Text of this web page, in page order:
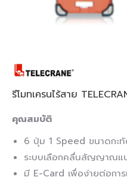
รีโมทเครนไร้สาย
คุณสมบัติ
6 ปุ่ม 1 Speed ขนาดกะ
ระบบเลือกคลื่นสัญญาณแ
มี E-Card เพื่อง่ายต่อกา